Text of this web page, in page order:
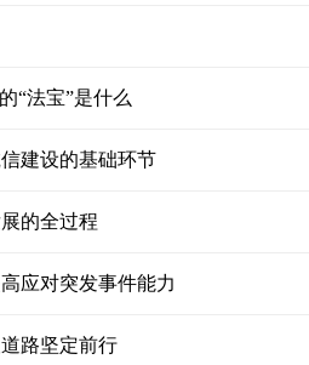
“法宝”是什么
建设的基础环节
的全过程
应对突发事件能力
路坚定前行